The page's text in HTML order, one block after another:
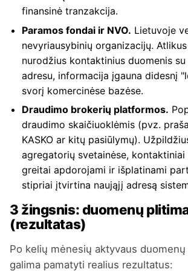
finansinė tranzakcija.
Paramos fondai ir NVO. Lietuvoje
nevyriausybinių organizacijų.
nurodžius kontaktinius duomenis
adresu, informacija įgauna didesnį
svorį komercinėse bazėse.
Draudimo brokerių platformos.
draudimo skaičiuoklėmis (pvz.
KASKO ar kitų pasiūlymų).
agregatorių svetainėse, kontaktiniai
greitai apdorojami ir išplatinami
stipriai įtvirtina naująjį adresą
3 žingsnis: duomenų
(rezultatas)
Po kelių mėnesių aktyvaus
galima pamatyti realius rezultatus: